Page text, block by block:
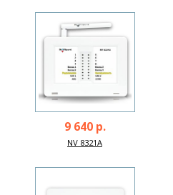
9 640 р.
NV 8321A